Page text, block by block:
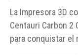
La Impresora 3D
Centauri Carbon
para conquistar el